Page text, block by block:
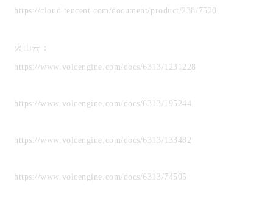
https://cloud.tencent.com/document/product/238/7520
火山云：
https://www.volcengine.com/docs/6313/1231228
https://www.volcengine.com/docs/6313/195244
https://www.volcengine.com/docs/6313/133482
https://www.volcengine.com/docs/6313/74505